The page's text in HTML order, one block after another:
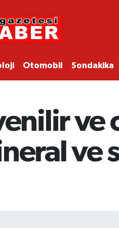
Otomobil Sondakika
ve
ve